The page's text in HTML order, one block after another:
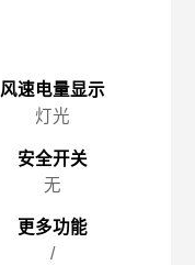
风速电量显示
灯光
安全开关
无
更多功能
/